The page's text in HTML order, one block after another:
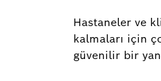
Hastaneler ve
kalmaları için
güvenilir bir